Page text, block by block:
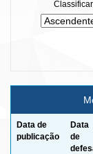
Data de
publicação
Data
de